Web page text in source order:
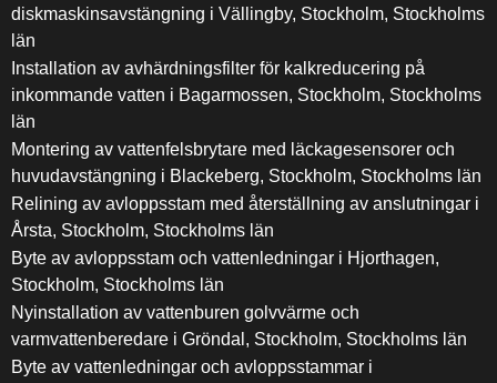
diskmaskinsavstängning i Vällingby, Stockholm, Stockholms
län
Installation av avhärdningsfilter för kalkreducering på
inkommande vatten i Bagarmossen, Stockholm, Stockholms
län
Montering av vattenfelsbrytare med läckagesensorer och
huvudavstängning i Blackeberg, Stockholm, Stockholms län
Relining av avloppsstam med återställning av anslutningar i
Årsta, Stockholm, Stockholms län
Byte av avloppsstam och vattenledningar i Hjorthagen,
Stockholm, Stockholms län
Nyinstallation av vattenburen golvvärme och
varmvattenberedare i Gröndal, Stockholm, Stockholms län
Byte av vattenledningar och avloppsstammar i